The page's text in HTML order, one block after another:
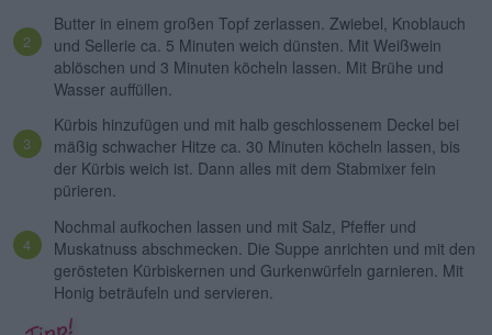
Butter in einem großen Topf zerlassen. Zwiebel, Knoblauch
und Sellerie ca. 5 Minuten weich dünsten. Mit Weißwein
ablöschen und 3 Minuten köcheln lassen. Mit Brühe und
Wasser auffüllen.
Kürbis hinzufügen und mit halb geschlossenem Deckel bei
mäßig schwacher Hitze ca. 30 Minuten köcheln lassen, bis
der Kürbis weich ist. Dann alles mit dem Stabmixer fein
pürieren.
Nochmal aufkochen lassen und mit Salz, Pfeffer und
Muskatnuss abschmecken. Die Suppe anrichten und mit den
gerösteten Kürbiskernen und Gurkenwürfeln garnieren. Mit
Honig beträufeln und servieren.